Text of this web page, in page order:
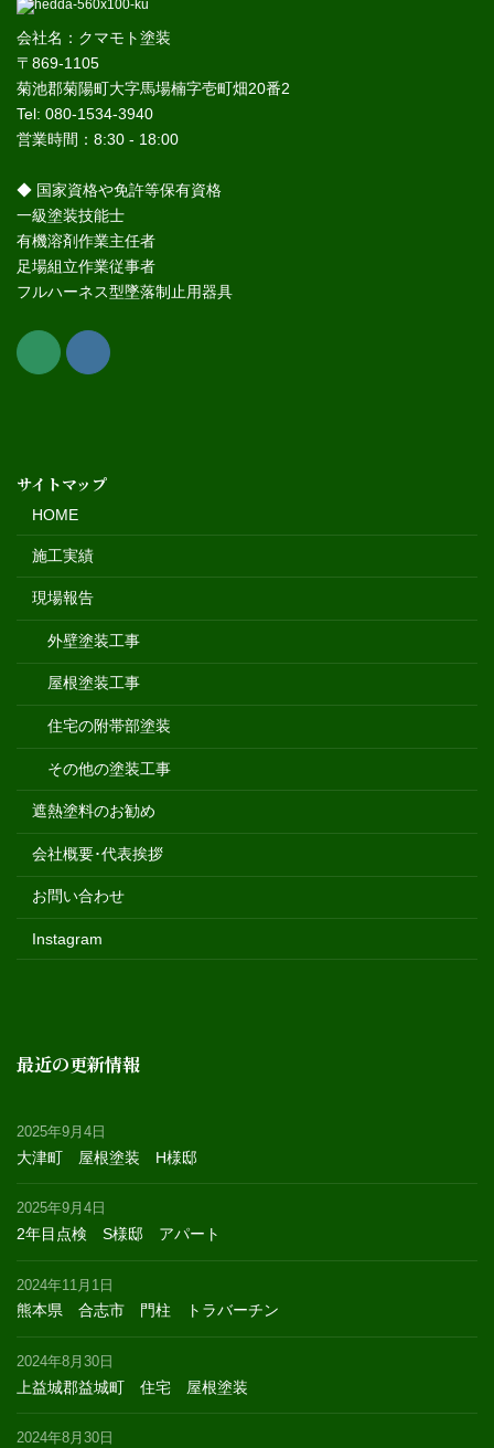
会社名：クマモト塗装
〒869-1105
菊池郡菊陽町大字馬場楠字壱町畑20番2
Tel: 080-1534-3940
営業時間：8:30 - 18:00
◆ 国家資格や免許等保有資格
一級塗装技能士
有機溶剤作業主任者
足場組立作業従事者
フルハーネス型墜落制止用器具
サイトマップ
HOME
施工実績
現場報告
外壁塗装工事
屋根塗装工事
住宅の附帯部塗装
その他の塗装工事
遮熱塗料のお勧め
会社概要･代表挨拶
お問い合わせ
Instagram
最近の更新情報
2025年9月4日
大津町 屋根塗装 H様邸
2025年9月4日
2年目点検 S様邸 アパート
2024年11月1日
熊本県 合志市 門柱 トラバーチン
2024年8月30日
上益城郡益城町 住宅 屋根塗装
2024年8月30日